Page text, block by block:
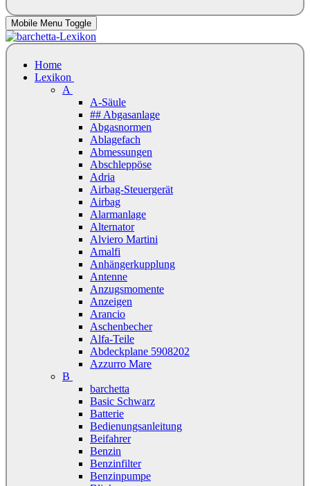
Mobile Menu Toggle
Home
Lexikon
A
A-Säule
## Abgasanlage
Abgasnormen
Ablagefach
Abmessungen
Abschleppöse
Adria
Airbag-Steuergerät
Airbag
Alarmanlage
Alternator
Alviero Martini
Amalfi
Anhängerkupplung
Antenne
Anzugsmomente
Anzeigen
Arancio
Aschenbecher
Alfa-Teile
Abdeckplane 5908202
Azzurro Mare
B
barchetta
Basic Schwarz
Batterie
Bedienungsanleitung
Beifahrer
Benzin
Benzinfilter
Benzinpumpe